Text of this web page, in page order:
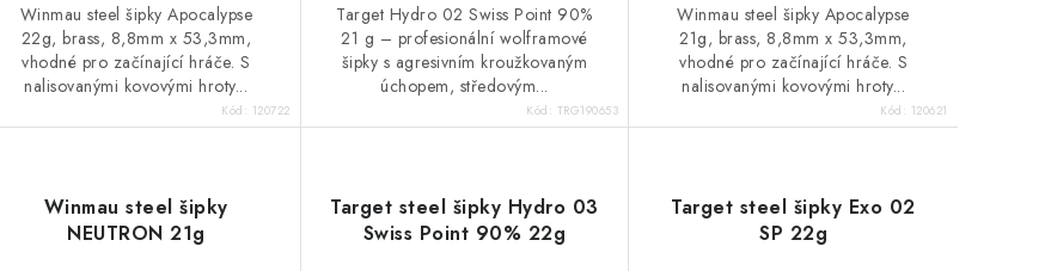
Winmau steel šipky Apocalypse
22g, brass, 8,8mm x 53,3mm,
vhodné pro začínající hráče. S
nalisovanými kovovými hroty...
Kód: 120722
Target Hydro 02 Swiss Point 90%
21 g – profesionální wolframové
šipky s agresivním kroužkovaným
úchopem, středovým...
Kód: TRG190653
Winmau steel šipky Apocalypse
21g, brass, 8,8mm x 53,3mm,
vhodné pro začínající hráče. S
nalisovanými kovovými hroty...
Kód: 120621
Winmau steel šipky
NEUTRON 21g
Target steel šipky Hydro 03
Swiss Point 90% 22g
Target steel šipky Exo 02
SP 22g